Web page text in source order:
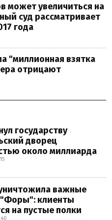
может увеличиться на
суд рассматривает
года
"миллионная взятка
отрицают
государству
дворец
около миллиарда
важные
клиенты
на пустые полки